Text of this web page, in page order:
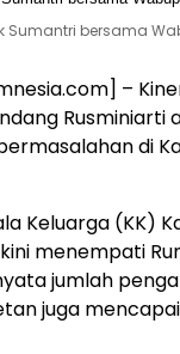
Sumantri bersama
–
Rusminiarti
di
Keluarga (KK)
menempati
jumlah
juga